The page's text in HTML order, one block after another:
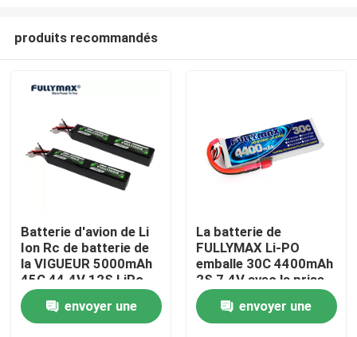
Aperçu
Produits
produits recommandés
Batterie d'avion de Li
Ion Rc de batterie de
la VIGUEUR 5000mAh
45C 44.4V 12S LiPo
envoyer une
La batterie de
FULLYMAX Li-PO
emballe 30C 4400mAh
2S 7.4V avec la prise
de T pour le camion
Heli Airplane de bateau
de voiture de RC
envoyer une